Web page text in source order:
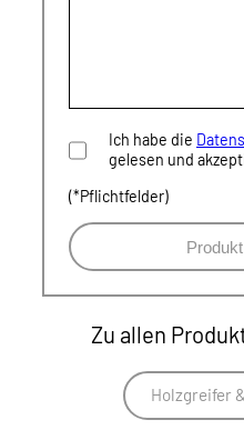
Ich habe die
gelesen und
(*Pflichtfelder)
Zu allen
Holzgreifer